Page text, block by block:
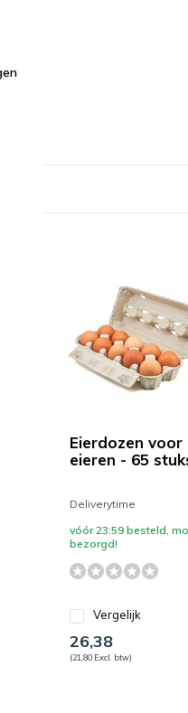
Eierdozen voor
eieren - 65
Deliverytime
vóór 23:59 besteld,
bezorgd!
Vergelijk
26,38
(21,80 Excl. btw)